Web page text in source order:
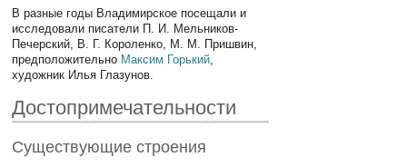
В разные годы Владимирское посещали и
исследовали писатели П. И. Мельников-
Печерский, В. Г. Короленко, М. М. Пришвин,
предположительно Максим Горький
художник Илья Глазунов.
Достопримечательности
Существующие строения